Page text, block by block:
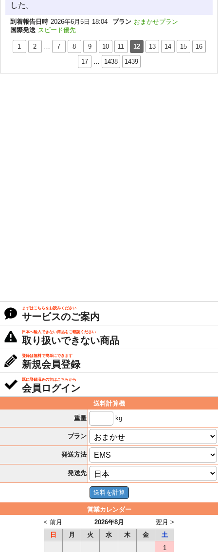
した。
到着報告日時 2026年6月5日 18:04 プラン おまかせプラン
国際発送 スピード優先
1 2 … 7 8 9 10 11 12 13 14 15 16
17 … 1438 1439
まずはこちらをお読みください
サービスのご案内
日本へ輸入できない商品をご確認ください
取り扱いできない商品
登録は無料で簡単にできます
新規会員登録
既に登録済みの方はこちらから
会員ログイン
送料計算機
重量
kg
プラン
発送方法
発送先
営業カレンダー
2026年8月
< 前月
翌月 >
日
月 火 水 木 金
土
1